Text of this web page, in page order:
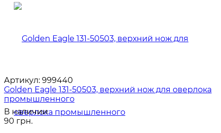
Артикул: 999440
Golden Eagle 131-50503, верхний нож для оверлока
промышленного
В наличии
90 грн.